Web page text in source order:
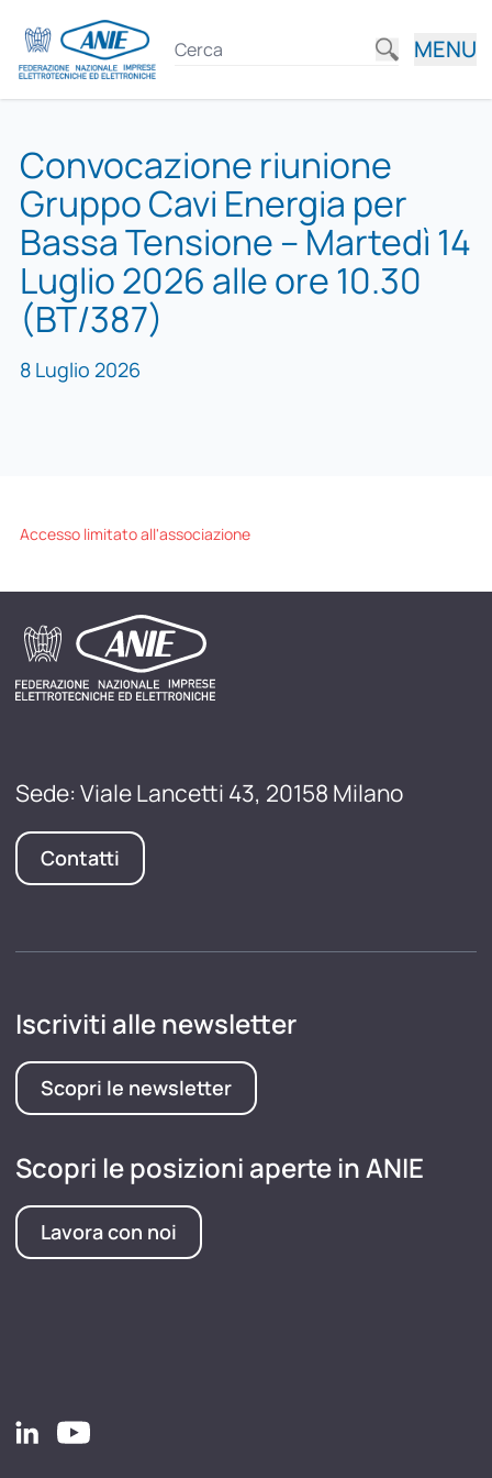
MENU
Convocazione riunione
Gruppo Cavi Energia per
Bassa Tensione – Martedì 14
Luglio 2026 alle ore 10.30
(BT/387)
8 Luglio 2026
Accesso limitato all'associazione
Sede: Viale Lancetti 43, 20158 Milano
Contatti
Iscriviti alle newsletter
Scopri le newsletter
Scopri le posizioni aperte in ANIE
Lavora con noi